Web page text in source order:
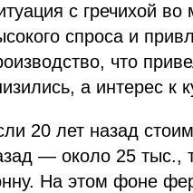
с гречихой
спроса и
что
а интерес к
20 лет назад
— около 25 тыс.,
На этом фоне